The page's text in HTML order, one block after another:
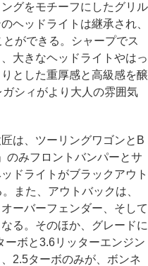
グをモチーフにしたグリル
ヘッドライトは継承され、
ができる。シャープでス
大きなヘッドライトやはっ
とした重厚感と高級感を醸
シィがより大人の雰囲気
は、ツーリングワゴンとB
のみフロントバンパーとサ
ドライトがブラックアウト
また、アウトバックは、
ーバーフェンダー、そして
る。そのほか、グレードに
ーボと3.6リッターエンジン
2.5ターボのみが、ボンネ